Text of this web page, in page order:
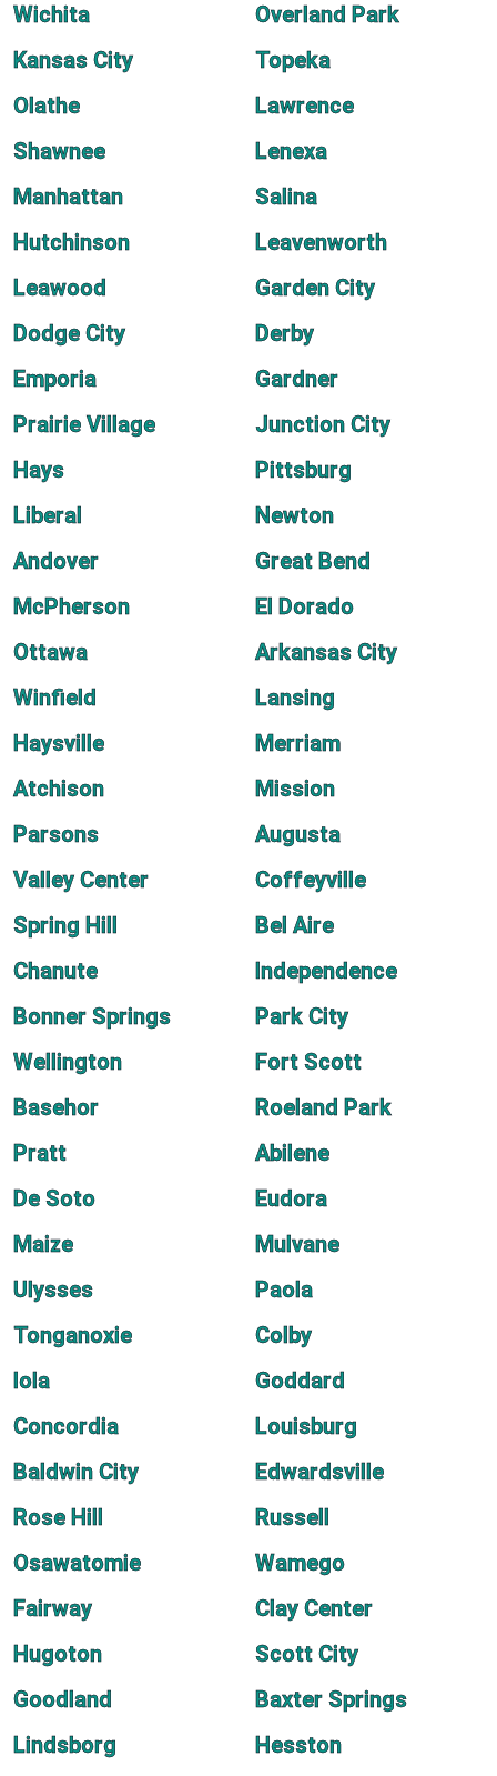
Wichita
Overland Park
Kansas City
Topeka
Olathe
Lawrence
Shawnee
Lenexa
Manhattan
Salina
Hutchinson
Leavenworth
Leawood
Garden City
Dodge City
Derby
Emporia
Gardner
Prairie Village
Junction City
Hays
Pittsburg
Liberal
Newton
Andover
Great Bend
McPherson
El Dorado
Ottawa
Arkansas City
Winfield
Lansing
Haysville
Merriam
Atchison
Mission
Parsons
Augusta
Valley Center
Coffeyville
Spring Hill
Bel Aire
Chanute
Independence
Bonner Springs
Park City
Wellington
Fort Scott
Basehor
Roeland Park
Pratt
Abilene
De Soto
Eudora
Maize
Mulvane
Ulysses
Paola
Tonganoxie
Colby
Iola
Goddard
Concordia
Louisburg
Baldwin City
Edwardsville
Rose Hill
Russell
Osawatomie
Wamego
Fairway
Clay Center
Hugoton
Scott City
Goodland
Baxter Springs
Lindsborg
Hesston